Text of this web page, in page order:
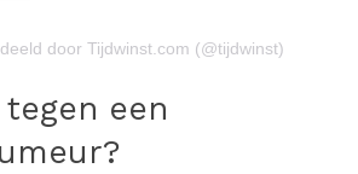
door Tijdwinst.com (@tijdwinst)
een